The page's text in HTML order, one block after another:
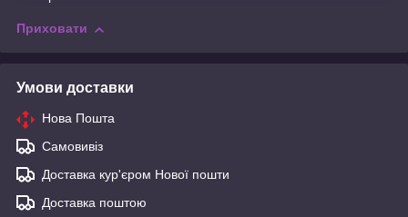
Приховати
Умови доставки
Нова Пошта
Самовивіз
Доставка кур'єром Нової пошти
Доставка поштою